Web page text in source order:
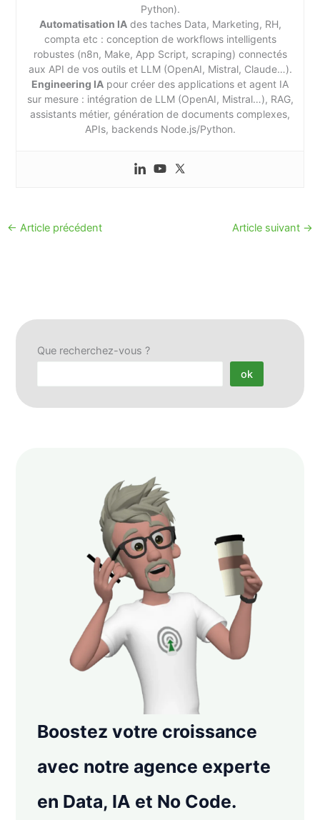
Python).
Automatisation IAdes taches Data, Marketing, RH,
compta etc : conception de workflows intelligents
robustes (n8n, Make, App Script, scraping) connectés
aux API de vos outils et LLM (OpenAI, Mistral, Claude…).
Engineering IA pour créer des applications et agent IA
sur mesure : intégration de LLM (OpenAI, Mistral…), RAG,
assistants métier, génération de documents complexes,
APIs, backends Node.js/Python.
← Article précédent Article suivant →
Que recherchez-vous ?
ok
Boostez votre croissance
avec notre agence experte
en Data, IA et No Code.